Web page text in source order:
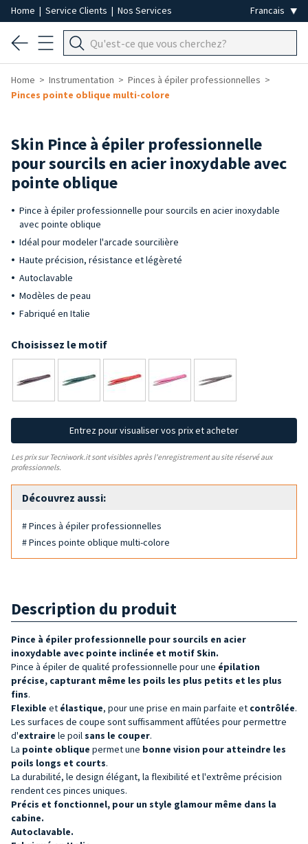
Home | Service Clients | Nos Services
Home Instrumentation
Pinces à épiler professionnelles
Pinces pointe oblique multi-colore
Skin Pince à épiler professionnelle
pour sourcils en acier inoxydable avec
pointe oblique
Pince à épiler professionnelle pour sourcils en acier inoxydable
avec pointe oblique
Idéal pour modeler l'arcade sourcilière
Haute précision, résistance et légèreté
Autoclavable
Modèles de peau
Fabriqué en Italie
Choisissez le motif
Entrez pour visualiser vos prix et acheter
Les prix sur Tecniwork.it sont visibles après l'enregistrement au site réservé aux
professionnels.
Découvrez aussi:
# Pinces à épiler professionnelles
# Pinces pointe oblique multi-colore
Description du produit
Pince à épiler professionnelle pour sourcils en acier
inoxydable avec pointe inclinée et motif Skin.
Pince à épiler de qualité professionnelle pour une épilation
précise, capturant même les poils les plus petits et les plus
fins.
Flexible et élastique, pour une prise en main parfaite et contrôlée.
Les surfaces de coupe sont suffisamment affûtées pour permettre
d'extraire le poil sans le couper.
La pointe oblique permet une bonne vision pour atteindre les
poils longs et courts.
La durabilité, le design élégant, la flexibilité et l'extrême précision
rendent ces pinces uniques.
Précis et fonctionnel, pour un style glamour même dans la
cabine.
Autoclavable.